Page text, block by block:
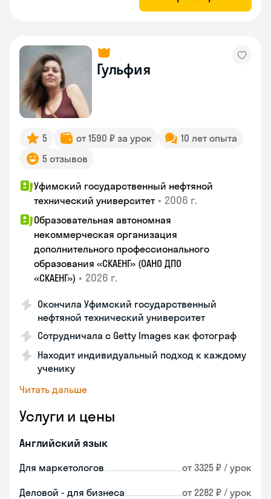
Гульфия
5 от 1590 ₽ за урок
10 лет опыта
5 отзывов
Уфимский государственный нефтяной
технический университет • 2006 г.
Образовательная автономная
некоммерческая организация
дополнительного профессионального
образования «СКАЕНГ» (ОАНО ДПО
«СКАЕНГ») • 2026 г.
Окончила Уфимский государственный
нефтяной технический университет
Сотрудничала с Getty Images как фотограф
Находит индивидуальный подход к каждому
ученику
Читать дальше
Услуги и цены
Английский язык
Для маркетологов от 3325 ₽ / урок
Деловой - для бизнеса от 2282 ₽ / урок